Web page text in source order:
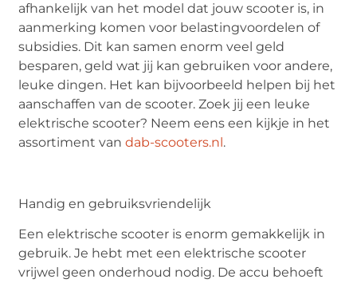
afhankelijk van het model dat jouw scooter is, in
aanmerking komen voor belastingvoordelen of
subsidies. Dit kan samen enorm veel geld
besparen, geld wat jij kan gebruiken voor andere,
leuke dingen. Het kan bijvoorbeeld helpen bij het
aanschaffen van de scooter. Zoek jij een leuke
elektrische scooter? Neem eens een kijkje in het
assortiment vandab-scooters.nl.
Handig en gebruiksvriendelijk
Een elektrische scooter is enorm gemakkelijk in
gebruik. Je hebt met een elektrische scooter
vrijwel geen onderhoud nodig. De accu behoeft